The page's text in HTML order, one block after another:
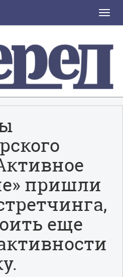
Toggle
пришли
еще